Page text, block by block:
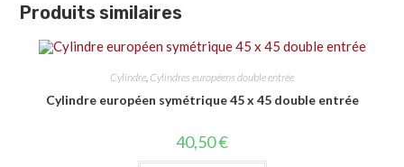
Produits similaires
Cylindre Cylindres européens double entrée
Cylindre européen symétrique 45 x 45 double entrée
40,50€